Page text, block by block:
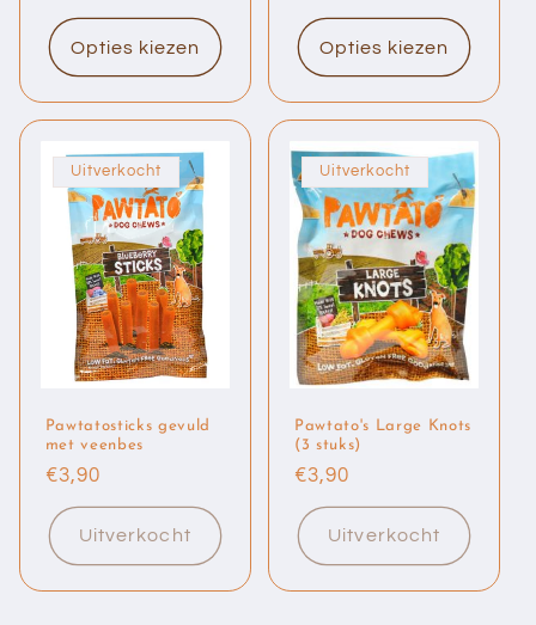
prijs
Opties kiezen Opties kiezen
Uitverkocht
Pawtatosticks gevuld
met veenbes
Normale
prijs
€3,90
Uitverkocht
Uitverkocht
Pawtato's Large Knots
(3 stuks)
Normale
prijs
€3,90
Uitverkocht